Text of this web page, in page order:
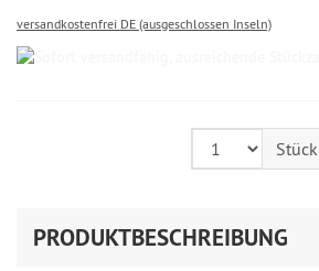
versandkostenfrei DE (ausgeschlossen Inseln)
Stück
PRODUKTBESCHREIBUNG